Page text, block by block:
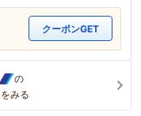
クーポンGET
の
みる